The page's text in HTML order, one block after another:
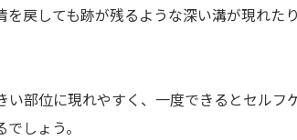
戻しても跡が残るような深い溝が現れた
い部位に現れやすく、一度できるとセルフ
しょう。